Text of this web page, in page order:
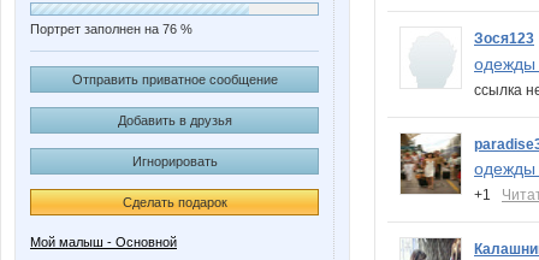
Портрет заполнен на 76 %
Отправить приватное сообщение
Добавить в друзья
Игнорировать
Сделать подарок
Мой малыш - Основной
Зося123
одежды
ссылка
одежды
+1